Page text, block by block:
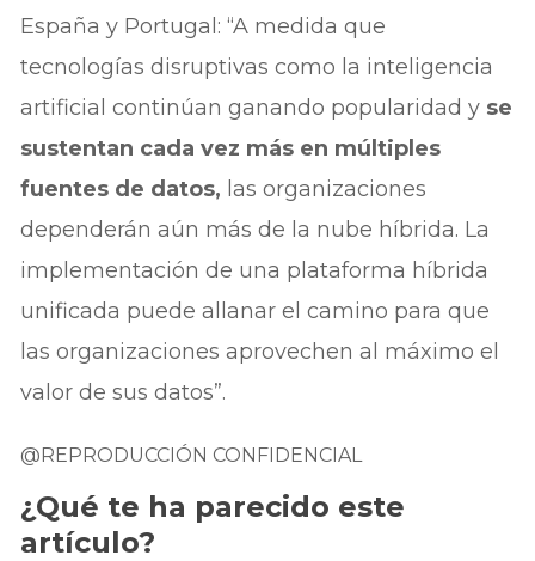
España y Portugal: “A medida que
tecnologías disruptivas como la inteligencia
artificial continúan ganando popularidad y se
sustentan cada vez más en múltiples
fuentes de datos, las organizaciones
dependerán aún más de la nube híbrida. La
implementación de una plataforma híbrida
unificada puede allanar el camino para que
las organizaciones aprovechen al máximo el
valor de sus datos”.
@REPRODUCCIÓN CONFIDENCIAL
¿Qué te ha parecido este
artículo?